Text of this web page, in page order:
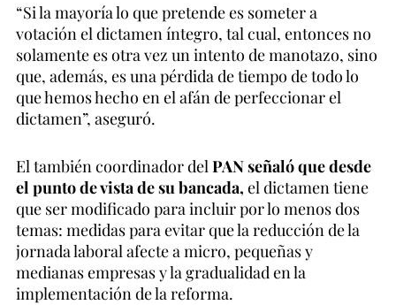
“Si la mayoría lo que pretende es someter a
votación el dictamen íntegro, tal cual, entonces no
solamente es otra vez un intento de manotazo, sino
que, además, es una pérdida de tiempo de todo lo
que hemos hecho en el afán de perfeccionar el
dictamen”, aseguró.
El también coordinador del PAN señaló que desde
el punto de vista de su bancada, el dictamen tiene
que ser modificado para incluir por lo menos dos
temas: medidas para evitar que la reducción de la
jornada laboral afecte a micro, pequeñas y
medianas empresas y la gradualidad en la
implementación de la reforma.